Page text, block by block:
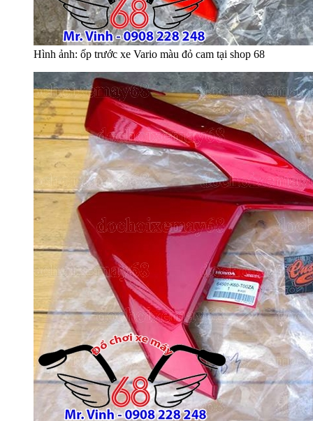
Hình ảnh: ốp trước xe Vario màu đỏ cam tại shop 68